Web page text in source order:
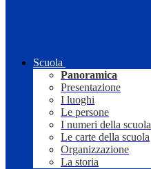
Scuola
Panoramica
Presentazione
I luoghi
Le persone
I numeri della scuola
Le carte della scuola
Organizzazione
La storia